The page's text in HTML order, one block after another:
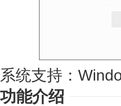
系统支持：
功能介绍